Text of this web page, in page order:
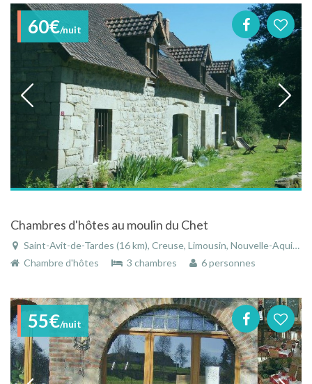
60€/nuit
Chambres d'hôtes au moulin du Chet
Saint-Avit-de-Tardes (16 km), Creuse, Limousin, Nouvelle-Aquitaine, France
Chambre d'hôtes
3 chambres 6 personnes
55€/nuit